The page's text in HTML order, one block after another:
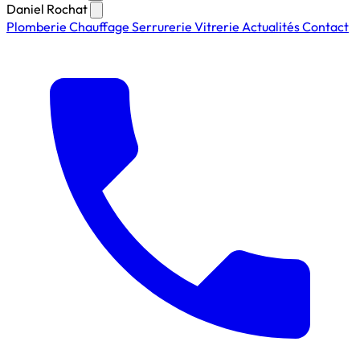
Daniel Rochat
Plomberie Chauffage Serrurerie Vitrerie ActualitésContact